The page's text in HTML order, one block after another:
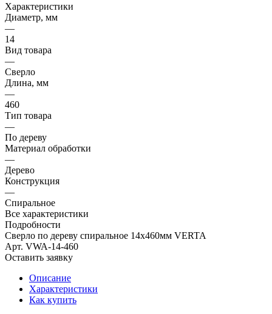
Характеристики
Диаметр, мм
—
14
Вид товара
—
Сверло
Длина, мм
—
460
Тип товара
—
По дереву
Материал обработки
—
Дерево
Конструкция
—
Спиральное
Все характеристики
Подробности
Сверло по дереву спиральное 14x460мм VERTA
Арт. VWA-14-460
Оставить заявку
Описание
Характеристики
Как купить